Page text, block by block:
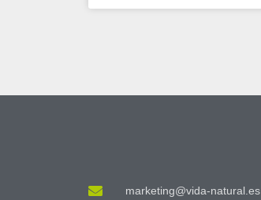
marketing@vida-natural.es